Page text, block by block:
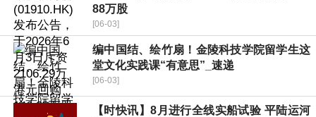
88万股
[06-03]
编中国结、绘竹扇！金陵科技学院留学生这
堂文化实践课“有意思”_速递
[06-03]
【时快讯】8月进行全线实船试验 平陆运河